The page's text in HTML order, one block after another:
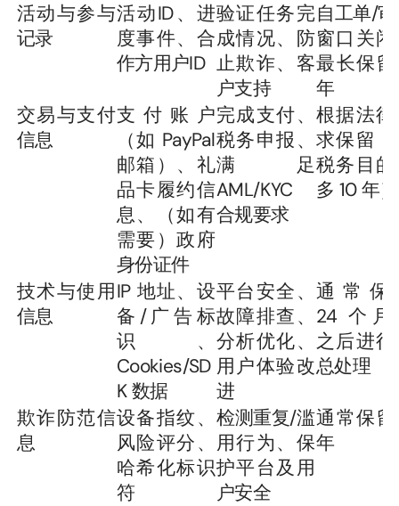
活动与参与
记录
活动ID、进
度事件、合
作方用户ID
验证任务完
成情况、防
止欺诈、客
户支持
自工单/
窗口关
最长保
年
交易与支付
信息
支付账户
（如 PayPal
邮箱）、礼
品卡履约信
息、（如有
需要）政府
身份证件
完成支付、
税务申报、
满足
AML/KYC
合规要求
根据法
求保留
税务目
多 10 年）
技术与使用
信息
IP 地址、设
备/广告标
识、
Cookies/SD
K 数据
平台安全、
故障排查、
分析优化、
用户体验改
进
通常保
24 个月
之后进
总处理
欺诈防范信
息
设备指纹、
风险评分、
哈希化标识
符
检测重复/滥
用行为、保
护平台及用
户安全
通常保
年